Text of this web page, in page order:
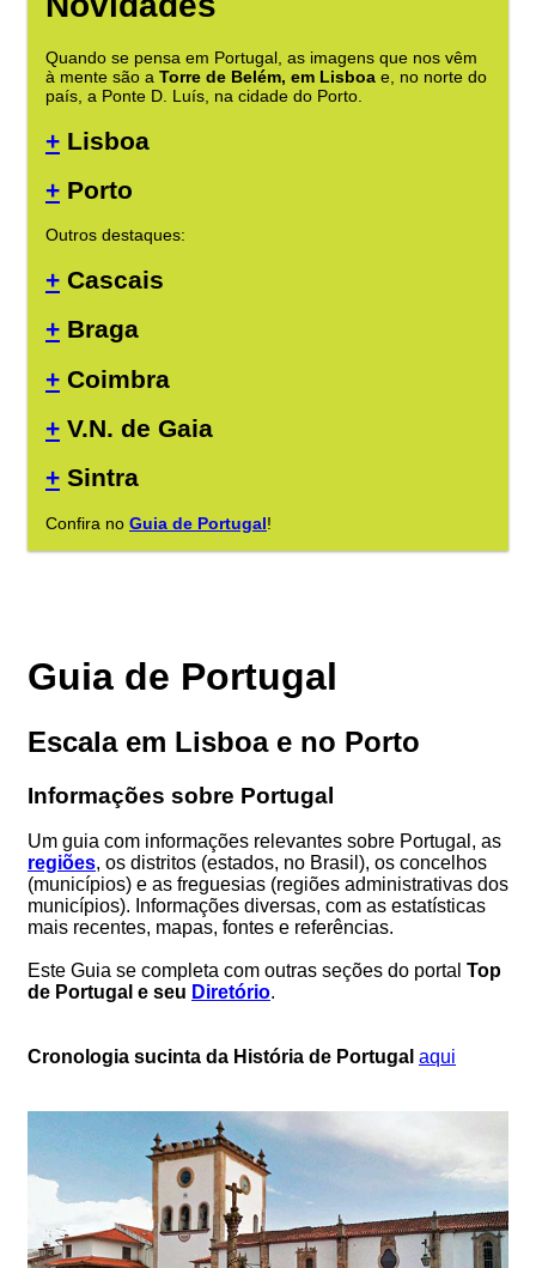
Quando se pensa em Portugal, as imagens que nos vêm
à mente são a Torre de Belém, em Lisboa e, no norte do
país, a Ponte D. Luís, na cidade do Porto.
+ Lisboa
+ Porto
Outros destaques:
+ Cascais
+ Braga
+ Coimbra
+ V.N. de Gaia
+ Sintra
Confira no Guia de Portugal!
Guia de Portugal
Escala em Lisboa e no Porto
Informações sobre Portugal
Um guia com informações relevantes sobre Portugal, as
regiões, os distritos (estados, no Brasil), os concelhos
(municípios) e as freguesias (regiões administrativas dos
municípios). Informações diversas, com as estatísticas
mais recentes, mapas, fontes e referências.
Este Guia se completa com outras seções do portal Top
de Portugal e seu Diretório.
Cronologia sucinta da História de Portugal aqui